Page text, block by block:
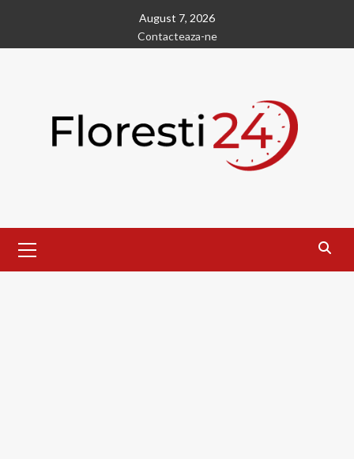
content
August 7, 2026
Contacteaza-ne
Menu